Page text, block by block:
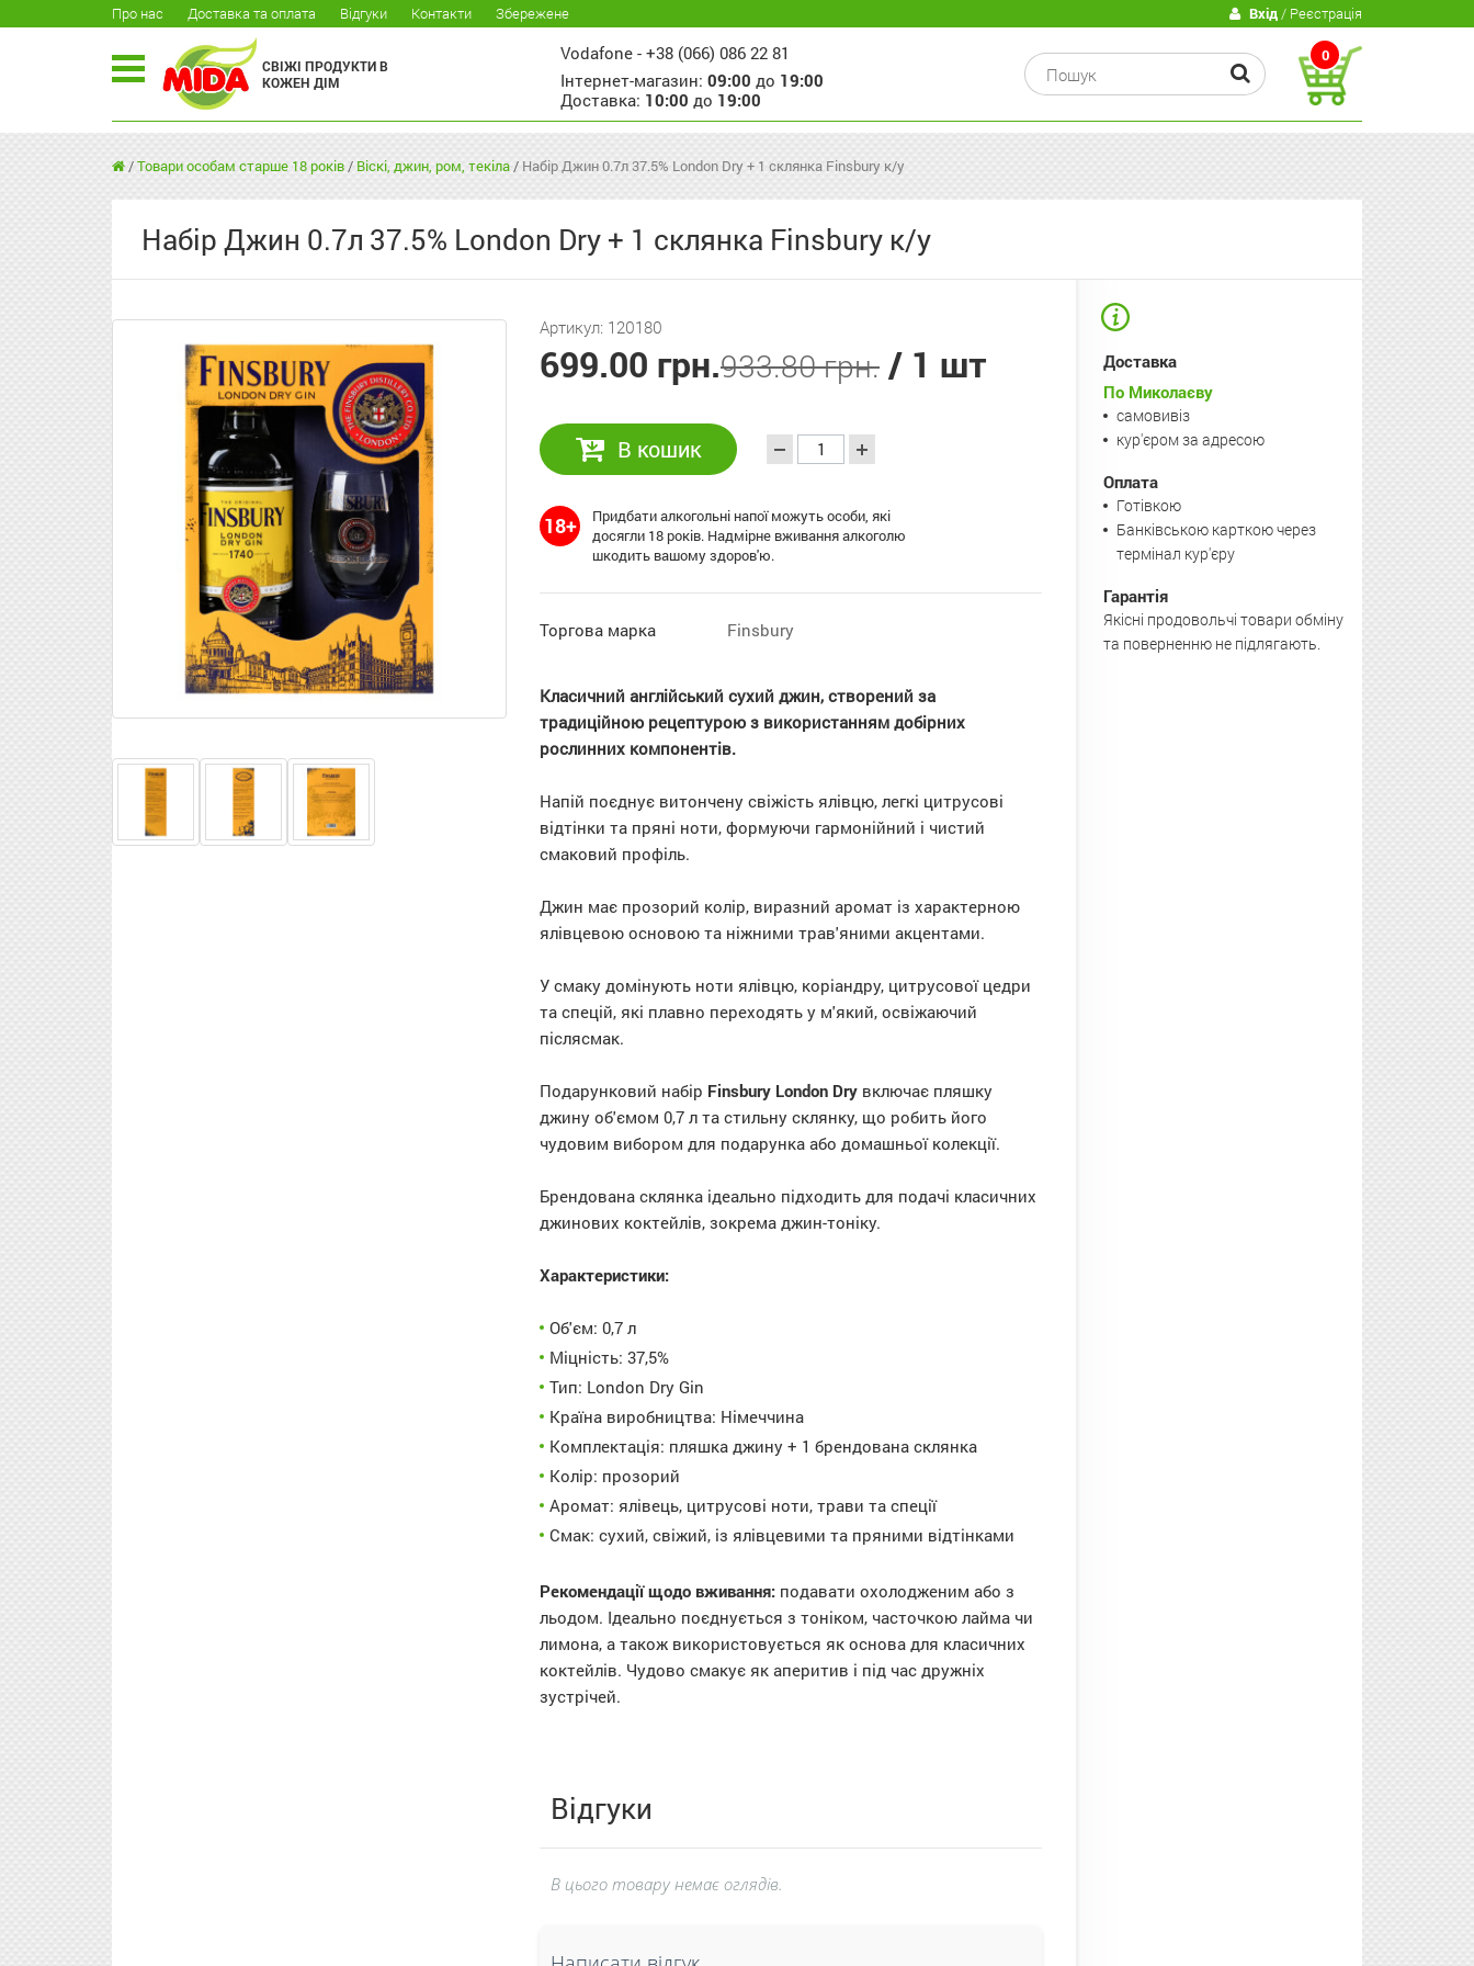
Про нас Доставка та оплата Відгуки Контакти Збережене Вхід/ Реєстрація
СВІЖІ ПРОДУКТИ В
КОЖЕН ДІМ
Vodafone - +38 (066) 086 22 81
Інтернет-магазин: 09:00 до 19:00
Доставка: 10:00 до 19:00
0
/Товари особам старше 18 років/ Віскі, джин, ром, текіла/ Набір Джин 0.7л 37.5% London Dry + 1 склянка Finsbury к/у
Набір Джин 0.7л 37.5% London Dry + 1 склянка Finsbury к/у
Артикул: 120180
699.00 грн.933.80 грн. / 1 шт
В кошик
18+
Придбати алкогольні напої можуть особи, які
досягли 18 років. Надмірне вживання алкоголю
шкодить вашому здоров'ю.
Торгова марка Finsbury
Класичний англійський сухий джин, створений за
традиційною рецептурою з використанням добірних
рослинних компонентів.
Напій поєднує витончену свіжість ялівцю, легкі цитрусові
відтінки та пряні ноти, формуючи гармонійний і чистий
смаковий профіль.
Джин має прозорий колір, виразний аромат із характерною
ялівцевою основою та ніжними трав'яними акцентами.
У смаку домінують ноти ялівцю, коріандру, цитрусової цедри
та спецій, які плавно переходять у м'який, освіжаючий
післясмак.
Подарунковий набір Finsbury London Dry включає пляшку
джину об'ємом 0,7 л та стильну склянку, що робить його
чудовим вибором для подарунка або домашньої колекції.
Брендована склянка ідеально підходить для подачі класичних
джинових коктейлів, зокрема джин-тоніку.
Характеристики:
Об'єм: 0,7 л
Міцність: 37,5%
Тип: London Dry Gin
Країна виробництва: Німеччина
Комплектація: пляшка джину + 1 брендована склянка
Колір: прозорий
Аромат: ялівець, цитрусові ноти, трави та спеції
Смак: сухий, свіжий, із ялівцевими та пряними відтінками
Рекомендації щодо вживання: подавати охолодженим або з
льодом. Ідеально поєднується з тоніком, часточкою лайма чи
лимона, а також використовується як основа для класичних
коктейлів. Чудово смакує як аперитив і під час дружніх
зустрічей.
Відгуки
В цього товару немає оглядів.
Доставка
По Миколаєву
самовивіз
кур'єром за адресою
Оплата
Готівкою
Банківською карткою через
термінал кур'єру
Гарантія
Якісні продовольчі товари обміну
та поверненню не підлягають.